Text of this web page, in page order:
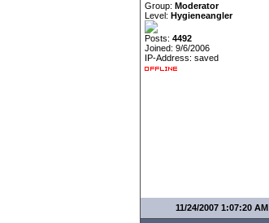
Group: Moderator
Level: Hygieneangler
Posts: 4492
Joined: 9/6/2006
IP-Address: saved
11/24/2007 1:07:20 AM